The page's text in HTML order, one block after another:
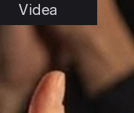
Videa